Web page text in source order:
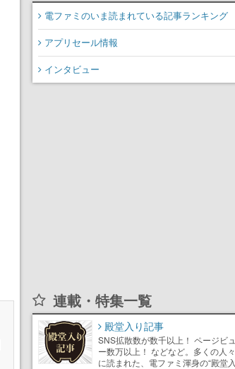
電ファミのいま読まれている記事ランキング
アプリセール情報
インタビュー
連載・特集一覧
殿堂入り記事
SNS拡散数が数千以上！ ページビュ
ー数万以上！ などなど。多くの人々
に読まれた、電ファミ渾身の“殿堂入